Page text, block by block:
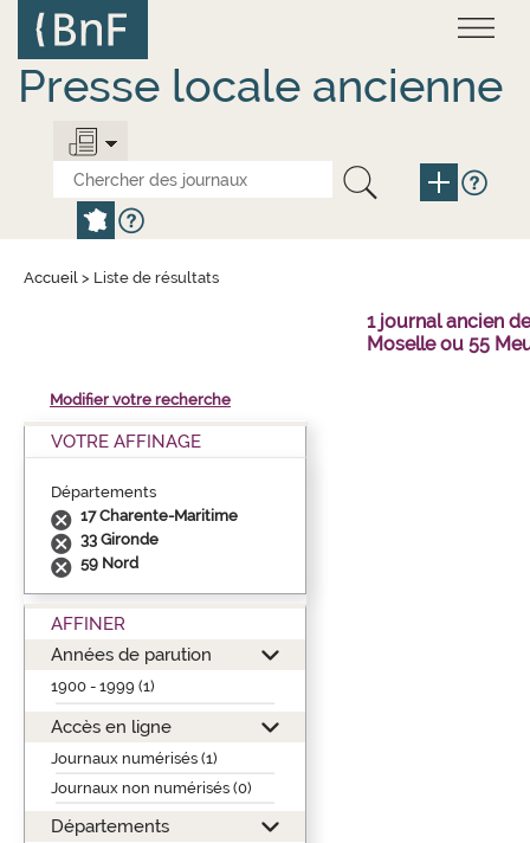
contenu
principal
Presse locale ancienne
Accueil > Liste de résultats
1 journal ancien
Moselle ou 55
Modifier votre recherche
VOTRE AFFINAGE
Départements
17 Charente-Maritime
33 Gironde
59 Nord
AFFINER
Années de parution
1900 - 1999 (1)
Accès en ligne
Journaux numérisés (1)
Journaux non numérisés (0)
Départements
Panneau de gestion des cookies